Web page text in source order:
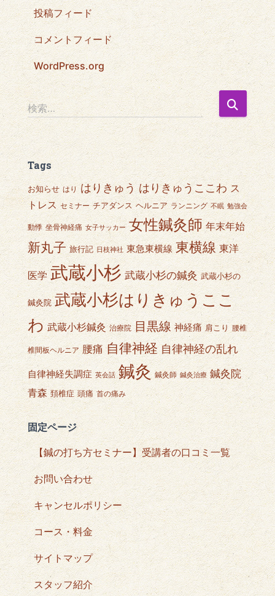
投稿フィード
コメントフィード
WordPress.org
検
索
:
検索…
Tags
お知らせ はり はりきゅう はりきゅうここわ ス
トレス セミナー チアダンス ヘルニア ランニング 不眠 勉強会
動悸 坐骨神経痛 女子サッカー 女性鍼灸師 年末年始
新丸子 旅行記 日枝神社 東急東横線 東横線 東洋
医学 武蔵小杉 武蔵小杉の鍼灸 武蔵小杉の
鍼灸院 武蔵小杉はりきゅうここ
わ 武蔵小杉鍼灸 治療院 目黒線 神経痛 肩こり 腰椎
椎間板ヘルニア 腰痛 自律神経 自律神経の乱れ
自律神経失調症 英会話 鍼灸 鍼灸師 鍼灸治療 鍼灸院
青森 頚椎症 頭痛 首の痛み
固定ページ
【鍼の打ち方セミナー】受講者の口コミ一覧
お問い合わせ
キャンセルポリシー
コース・料金
サイトマップ
スタッフ紹介